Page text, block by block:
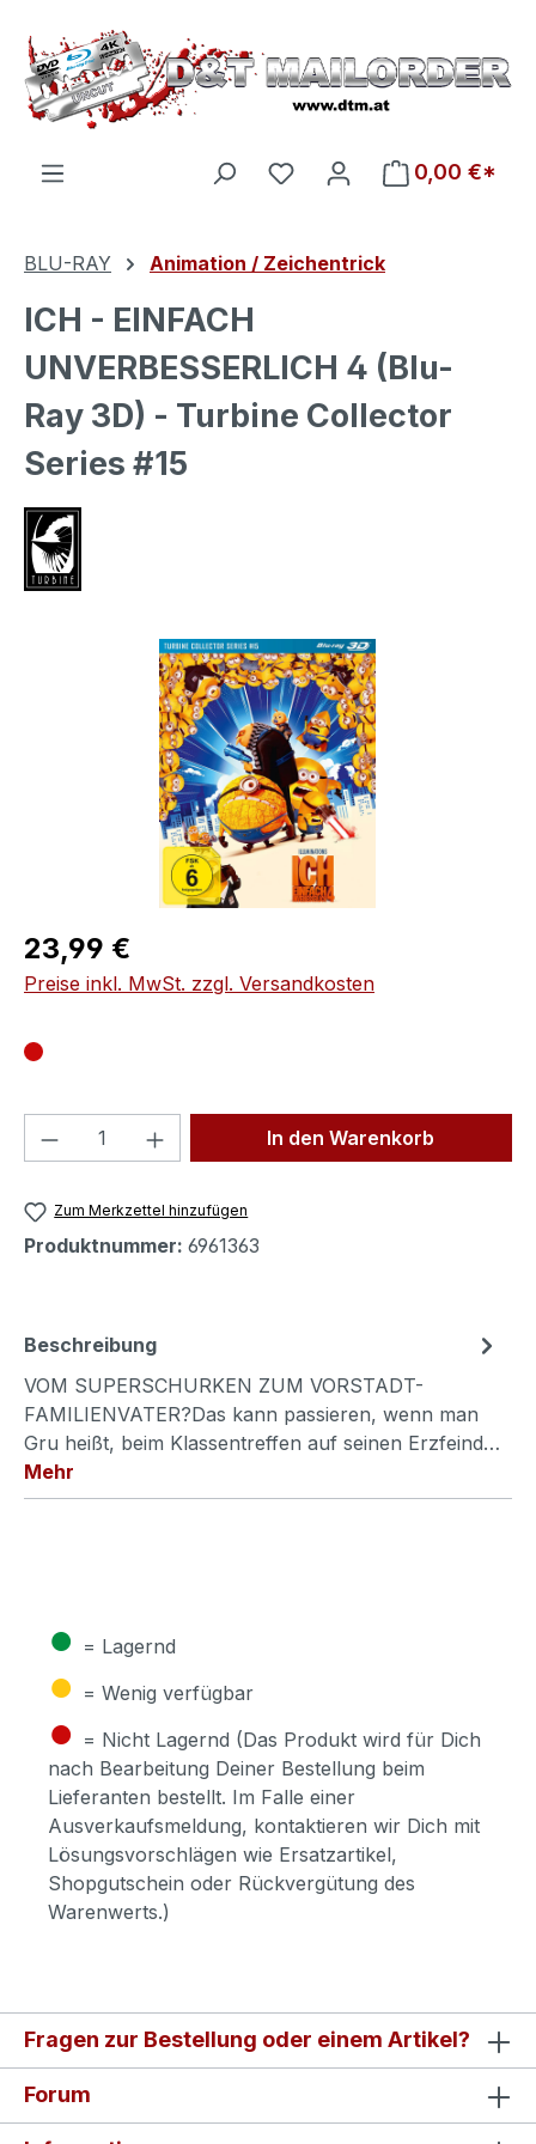
Zum Hauptinhalt springen
Du hast 0 Produkte auf
0,00 €*
BLU-RAY Animation / Zeichentrick
ICH - EINFACH
UNVERBESSERLICH 4 (Blu-
Ray 3D) - Turbine Collector
Series #15
Bildergalerie überspringen
Regulärer Preis:
23,99 €
Preise inkl. MwSt. zzgl. Versandkosten
Produkt Anzahl: Gib denIn den Warenkorb
Zum Merkzettel hinzufügen
Produktnummer: 6961363
Beschreibung
VOM SUPERSCHURKEN ZUM VORSTADT-
FAMILIENVATER?Das kann passieren, wenn man
Gru heißt, beim Klassentreffen auf seinen Erzfeind…
Mehr
● = Lagernd
● = Wenig verfügbar
● = Nicht Lagernd (Das Produkt wird für Dich
nach Bearbeitung Deiner Bestellung beim
Lieferanten bestellt. Im Falle einer
Ausverkaufsmeldung, kontaktieren wir Dich mit
Lösungsvorschlägen wie Ersatzartikel,
Shopgutschein oder Rückvergütung des
Warenwerts.)
Fragen zur Bestellung oder einem Artikel?
Forum